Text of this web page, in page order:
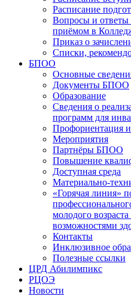
Расписание
Вопросы и ответы
приёмом в
Приказ о
Списки,
БПОО
Основные
Документы БПОО
Образование
Сведения о
программ для
Профориентация и
Мероприятия
Партнёры БПОО
Повышение
Доступная среда
Материально-
«Горячая линия»
молодого
возможностями
Контакты
Инклюзивное
Полезные ссылки
ЦРД Абилимпикс
РЦОЭ
Новости